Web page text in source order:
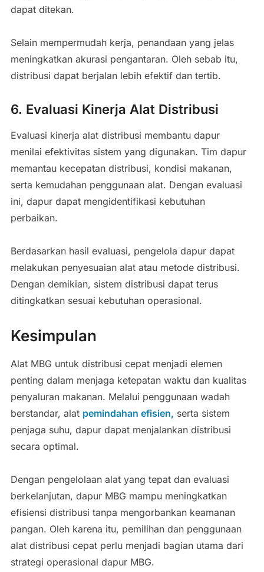
dapat ditekan.
Selain mempermudah kerja, penandaan yang jelas
meningkatkan akurasi pengantaran. Oleh sebab itu,
distribusi dapat berjalan lebih efektif dan tertib.
6. Evaluasi Kinerja Alat Distribusi
Evaluasi kinerja alat distribusi membantu dapur
menilai efektivitas sistem yang digunakan. Tim dapur
memantau kecepatan distribusi, kondisi makanan,
serta kemudahan penggunaan alat. Dengan evaluasi
ini, dapur dapat mengidentifikasi kebutuhan
perbaikan.
Berdasarkan hasil evaluasi, pengelola dapur dapat
melakukan penyesuaian alat atau metode distribusi.
Dengan demikian, sistem distribusi dapat terus
ditingkatkan sesuai kebutuhan operasional.
Kesimpulan
Alat MBG untuk distribusi cepat menjadi elemen
penting dalam menjaga ketepatan waktu dan kualitas
penyaluran makanan. Melalui penggunaan wadah
berstandar, alat pemindahan efisien, serta sistem
penjaga suhu, dapur dapat menjalankan distribusi
secara optimal.
Dengan pengelolaan alat yang tepat dan evaluasi
berkelanjutan, dapur MBG mampu meningkatkan
efisiensi distribusi tanpa mengorbankan keamanan
pangan. Oleh karena itu, pemilihan dan penggunaan
alat distribusi cepat perlu menjadi bagian utama dari
strategi operasional dapur MBG.